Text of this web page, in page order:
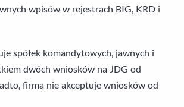
wpisów w rejestrach BIG, KRD i
spółek komandytowych, jawnych i
dwóch wniosków na JDG od
firma nie akceptuje wniosków od